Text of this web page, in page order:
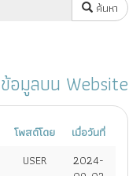
ค้นหา
มูลบน Website
โพสต์โดย เมื่อวันที่
USER
2024-